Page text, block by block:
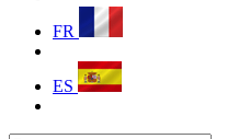
FR
ES